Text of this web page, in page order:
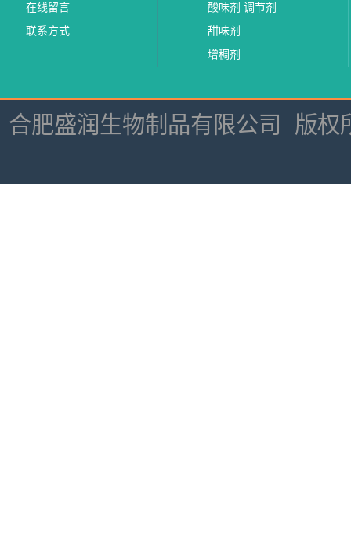
在线留言
联系方式
酸味剂 调节剂
甜味剂
增稠剂
合肥盛润生物制品有限公司 版权